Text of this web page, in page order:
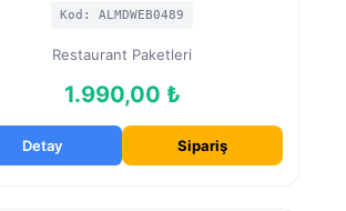
Kod: ALMDWEB0489
Restaurant Paketleri
1.990,00 ₺
Detay Sipariş